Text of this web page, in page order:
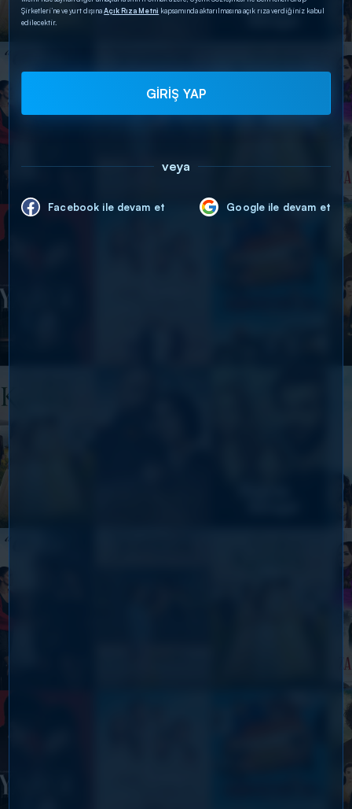
Şirketleri’ne ve yurt dışınaAçık Rıza Metni kapsamında aktarılmasına açık rıza verdiğiniz kabul
edilecektir.
GİRİŞ YAP
veya
Facebook ile devam et Google ile devam et